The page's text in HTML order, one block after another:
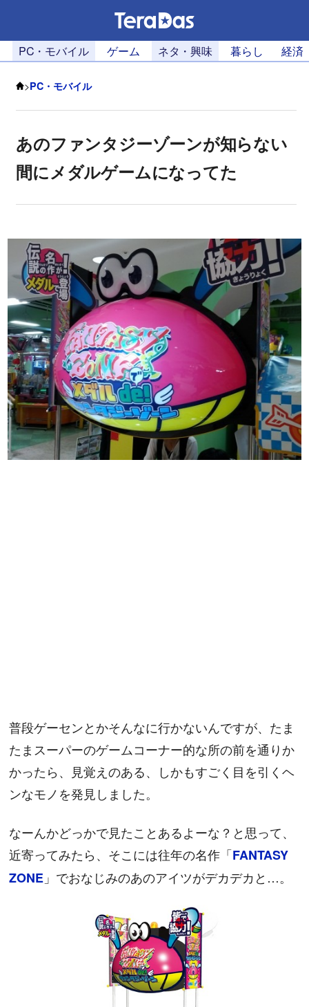
PC・モバイル ゲーム ネタ・興味 暮らし 経済
>PC・モバイル
あのファンタジーゾーンが知らない
間にメダルゲームになってた
普段ゲーセンとかそんなに行かないんですが、たま
たまスーパーのゲームコーナー的な所の前を通りか
かったら、見覚えのある、しかもすごく目を引くヘ
ンなモノを発見しました。
なーんかどっかで見たことあるよーな？と思って、
近寄ってみたら、そこには往年の名作「FANTASY
ZONE 」でおなじみのあのアイツがデカデカと…。